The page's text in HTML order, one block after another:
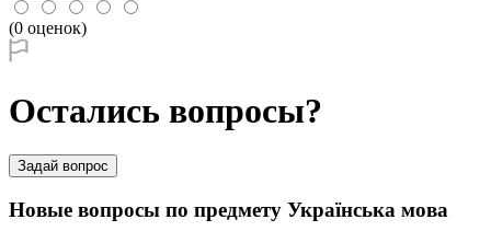
(0 оценок)
Остались вопросы?
Задай вопрос
Новые вопросы по предмету Українська мова